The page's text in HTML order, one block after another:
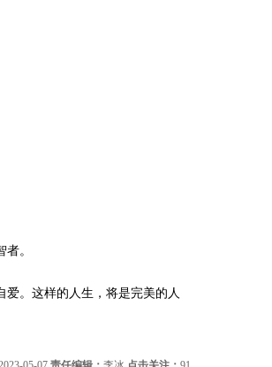
。
。这样的人生，将是完美的人